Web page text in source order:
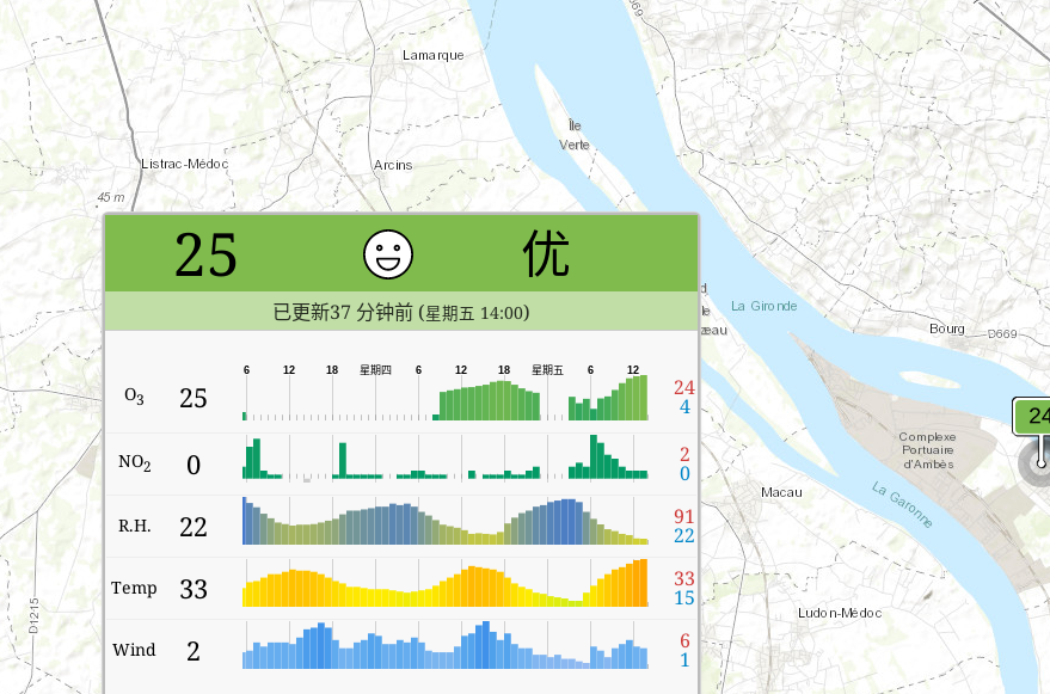
25 优
已更新37 分钟前 (星期五 14:00)
O3 25
12
6
星期五
18
12
6
星期四
18
12
6
24
4
NO2 0 2
0
R.H. 22 91
22
Temp 33 33
15
Wind 2 6
1